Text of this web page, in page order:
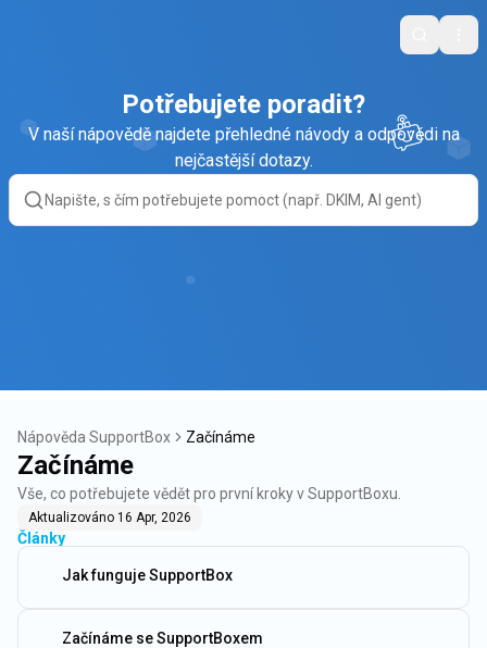
Search
Potřebujete poradit?
V naší nápovědě najdete přehledné návody a odpovědi na
nejčastější dotazy.
Nápověda SupportBox Začínáme
Začínáme
Vše, co potřebujete vědět pro první kroky v SupportBoxu.
Aktualizováno 16 Apr, 2026
Články
Jak funguje SupportBox
Začínáme se SupportBoxem